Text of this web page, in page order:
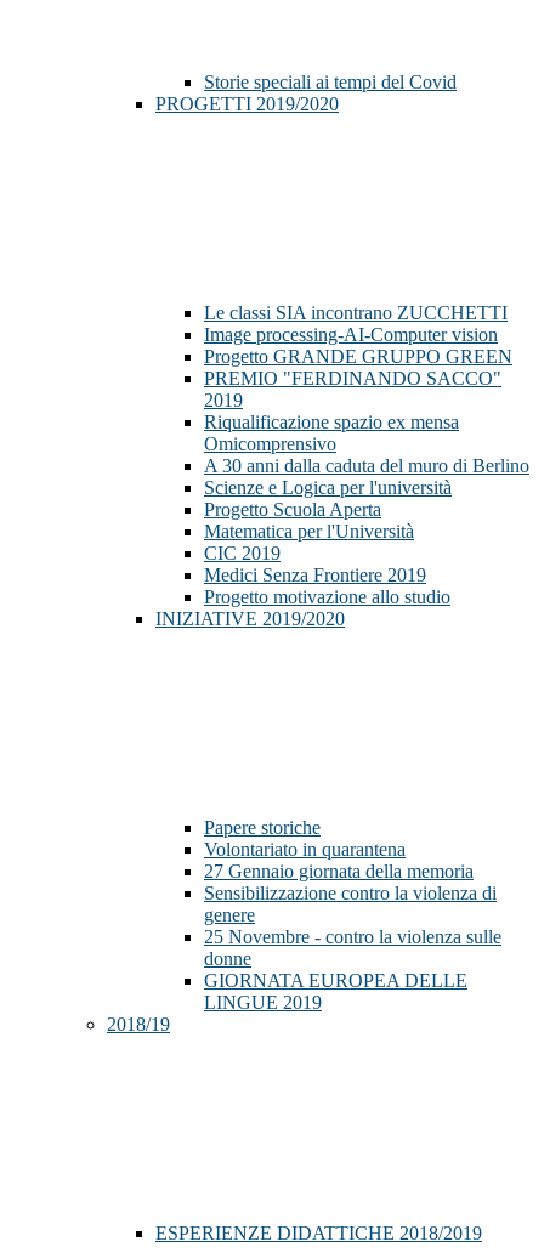
Storie speciali ai tempi del Covid
PROGETTI 2019/2020
Le classi SIA incontrano ZUCCHETTI
Image processing-AI-Computer vision
Progetto GRANDE GRUPPO GREEN
PREMIO "FERDINANDO SACCO"
2019
Riqualificazione spazio ex mensa
Omicomprensivo
A 30 anni dalla caduta del muro di Berlino
Scienze e Logica per l'università
Progetto Scuola Aperta
Matematica per l'Università
CIC 2019
Medici Senza Frontiere 2019
Progetto motivazione allo studio
INIZIATIVE 2019/2020
Papere storiche
Volontariato in quarantena
27 Gennaio giornata della memoria
Sensibilizzazione contro la violenza di
genere
25 Novembre - contro la violenza sulle
donne
GIORNATA EUROPEA DELLE
LINGUE 2019
2018/19
ESPERIENZE DIDATTICHE 2018/2019